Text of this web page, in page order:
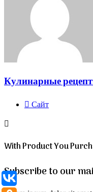
Кулинарные
Сайт
With Product You
Subscribe to our